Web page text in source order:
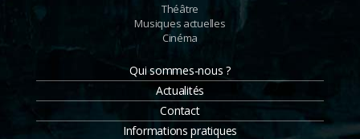
Théâtre
Musiques actuelles
Cinéma
Qui sommes-nous ?
Actualités
Contact
Informations pratiques